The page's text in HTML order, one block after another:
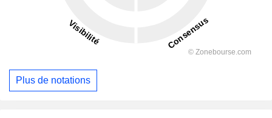
Plus de notations